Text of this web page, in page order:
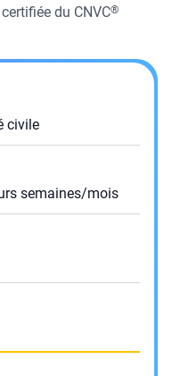
du CNVC®
civile
semaines/mois